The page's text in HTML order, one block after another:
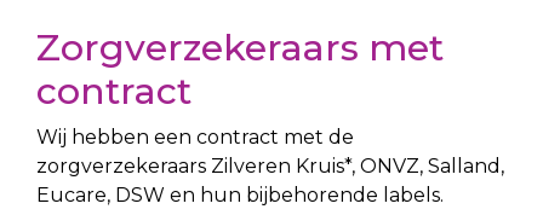
Zorgverzekeraars met
contract
Wij hebben een contract met de
zorgverzekeraars Zilveren Kruis*, ONVZ, Salland,
Eucare, DSW en hun bijbehorende labels.